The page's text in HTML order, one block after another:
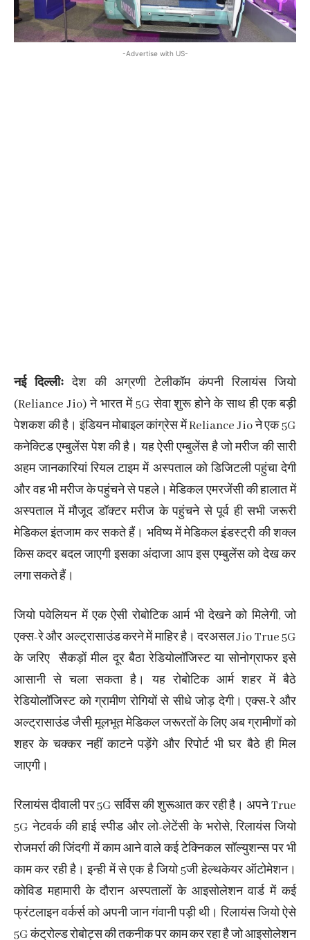
-Advertise with US-
नई दिल्लीः देश की अग्रणी टेलीकॉम कंपनी रिलायंस जियो
(Reliance Jio) ने भारत में 5G सेवा शुरू होने के साथ ही एक बड़ी
पेशकश की है। इंडियन मोबाइल कांग्रेस में Reliance Jio ने एक 5G
कनेक्टिड एम्बुलेंस पेश की है। यह ऐसी एम्बुलेंस है जो मरीज की सारी
अहम जानकारियां रियल टाइम में अस्पताल को डिजिटली पहुंचा देगी
और वह भी मरीज के पहुंचने से पहले। मेडिकल एमरजेंसी की हालात में
अस्पताल में मौजूद डॉक्टर मरीज के पहुंचने से पूर्व ही सभी जरूरी
मेडिकल इंतजाम कर सकते हैं। भविष्य में मेडिकल इंडस्ट्री की शक्ल
किस कदर बदल जाएगी इसका अंदाजा आप इस एम्बुलेंस को देख कर
लगा सकते हैं।
जियो पवेलियन में एक ऐसी रोबोटिक आर्म भी देखने को मिलेगी, जो
एक्स-रे और अल्ट्रासाउंड करने में माहिर है। दरअसल Jio True 5G
के जरिए सैकड़ों मील दूर बैठा रेडियोलॉजिस्ट या सोनोग्राफर इसे
आसानी से चला सकता है। यह रोबोटिक आर्म शहर में बैठे
रेडियोलॉजिस्ट को ग्रामीण रोगियों से सीधे जोड़ देगी। एक्स-रे और
अल्ट्रासाउंड जैसी मूलभूत मेडिकल जरूरतों के लिए अब ग्रामीणों को
शहर के चक्कर नहीं काटने पड़ेंगे और रिपोर्ट भी घर बैठे ही मिल
जाएगी।
रिलायंस दीवाली पर 5G सर्विस की शुरूआत कर रही है। अपने True
5G नेटवर्क की हाई स्पीड और लो-लेटेंसी के भरोसे, रिलायंस जियो
रोजमर्रा की जिंदगी में काम आने वाले कई टेक्निकल सॉल्युशन्स पर भी
काम कर रही है। इन्ही में से एक है जियो 5जी हेल्थकेयर ऑटोमेशन।
कोविड महामारी के दौरान अस्पतालों के आइसोलेशन वार्ड में कई
फ्रंटलाइन वर्कर्स को अपनी जान गंवानी पड़ी थी। रिलायंस जियो ऐसे
5G कंट्रोल्ड रोबोट्स की तकनीक पर काम कर रहा है जो आइसोलेशन